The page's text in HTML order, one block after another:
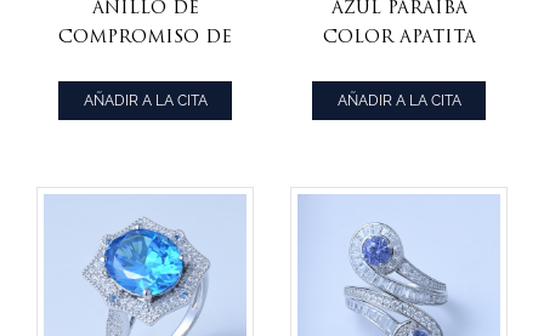
anillo de
compromiso de
con circonio
cúbico blanco y
AÑADIR A LA CITA
azul paraiba
color apatita
plata esterlina
anillo de
AÑADIR A LA CITA